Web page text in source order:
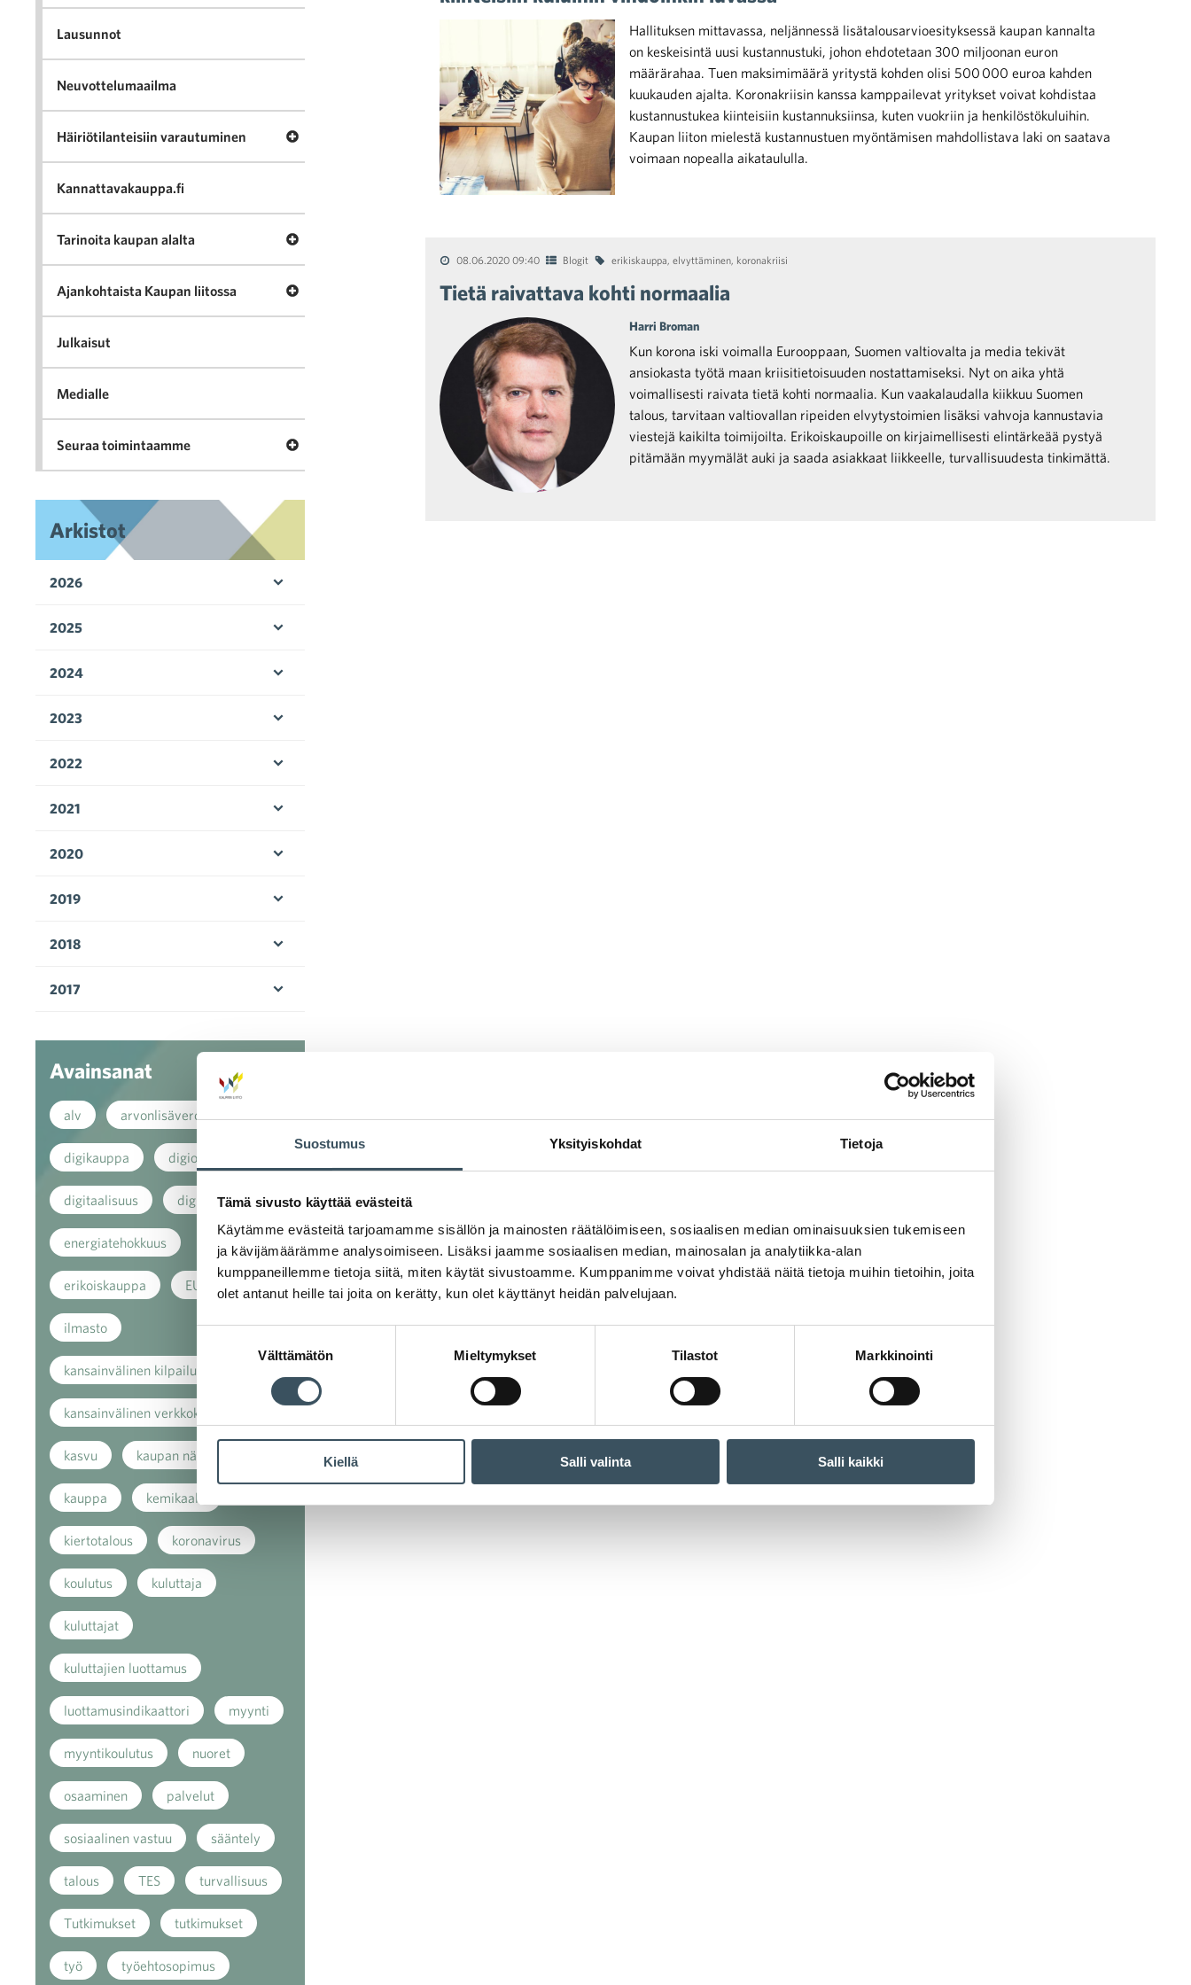
Suostumus Yksityiskohdat Tietoja
Tämä sivusto käyttää evästeitä
Käytämme evästeitä tarjoamamme sisällön ja mainosten räätälöimiseen, sosiaalisen median ominaisuuksien tukemiseen
ja kävijämäärämme analysoimiseen. Lisäksi jaamme sosiaalisen median, mainosalan ja analytiikka-alan
kumppaneillemme tietoja siitä, miten käytät sivustoamme. Kumppanimme voivat yhdistää näitä tietoja muihin tietoihin, joita
olet antanut heille tai joita on kerätty, kun olet käyttänyt heidän palvelujaan.
valinta
Välttämätön Mieltymykset Tilastot Markkinointi
Kiellä Salli valinta Salli kaikki
Hallituksen mittavassa, neljännessä lisätalousarvioesityksessä kaupan kannalta
on keskeisintä uusi kustannustuki, johon ehdotetaan 300 miljoonan euron
määrärahaa. Tuen maksimimäärä yritystä kohden olisi 500 000 euroa kahden
kuukauden ajalta. Koronakriisin kanssa kamppailevat yritykset voivat kohdistaa
kustannustukea kiinteisiin kustannuksiinsa, kuten vuokriin ja henkilöstökuluihin.
Kaupan liiton mielestä kustannustuen myöntämisen mahdollistava laki on saatava
voimaan nopealla aikataululla.
08.06.2020 09:40 Blogit erikiskauppa, elvyttäminen, koronakriisi
Tietä raivattava kohti normaalia
Harri Broman
Kun korona iski voimalla Eurooppaan, Suomen valtiovalta ja media tekivät
ansiokasta työtä maan kriisitietoisuuden nostattamiseksi. Nyt on aika yhtä
voimallisesti raivata tietä kohti normaalia. Kun vaakalaudalla kiikkuu Suomen
talous, tarvitaan valtiovallan ripeiden elvytystoimien lisäksi vahvoja kannustavia
viestejä kaikilta toimijoilta. Erikoiskaupoille on kirjaimellisesti elintärkeää pystyä
pitämään myymälät auki ja saada asiakkaat liikkeelle, turvallisuudesta tinkimättä.
Lausunnot
Neuvottelumaailma
Häiriötilanteisiin varautuminen Avaa valikko Häiriötilanteisiin varautuminen
Kannattavakauppa.fi
Tarinoita kaupan alalta Avaa valikko Tarinoita kaupan alalta
Ajankohtaista Kaupan liitossa Avaa valikko Ajankohtaista Kaupan liitossa
Julkaisut
Medialle
Seuraa toimintaamme Avaa valikko Seuraa toimintaamme
Arkistot
2026
2025
2024
2023
2022
2021
2020
2019
2018
2017
Avainsanat
alv arvonlisävero
digikauppa digiostaminen
digitaalisuus digitalisaatio
energiatehokkuus
erikoiskauppa EU
ilmasto
kansainvälinen kilpailu
kansainvälinen verkkokauppa
kasvu kaupan näkymät
kauppa kemikaalit
kiertotalous koronavirus
koulutus kuluttaja
kuluttajat
kuluttajien luottamus
luottamusindikaattori myynti
myyntikoulutus nuoret
osaaminen palvelut
sosiaalinen vastuu sääntely
talous TES turvallisuus
Tutkimukset tutkimukset
työ työehtosopimus